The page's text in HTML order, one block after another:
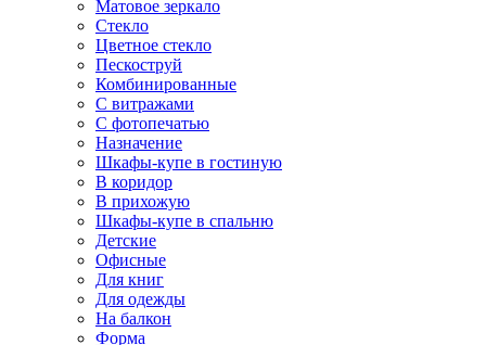
Матовое зеркало
Стекло
Цветное стекло
Пескоструй
Комбинированные
С витражами
С фотопечатью
Назначение
Шкафы-купе в гостиную
В коридор
В прихожую
Шкафы-купе в спальню
Детские
Офисные
Для книг
Для одежды
На балкон
Форма